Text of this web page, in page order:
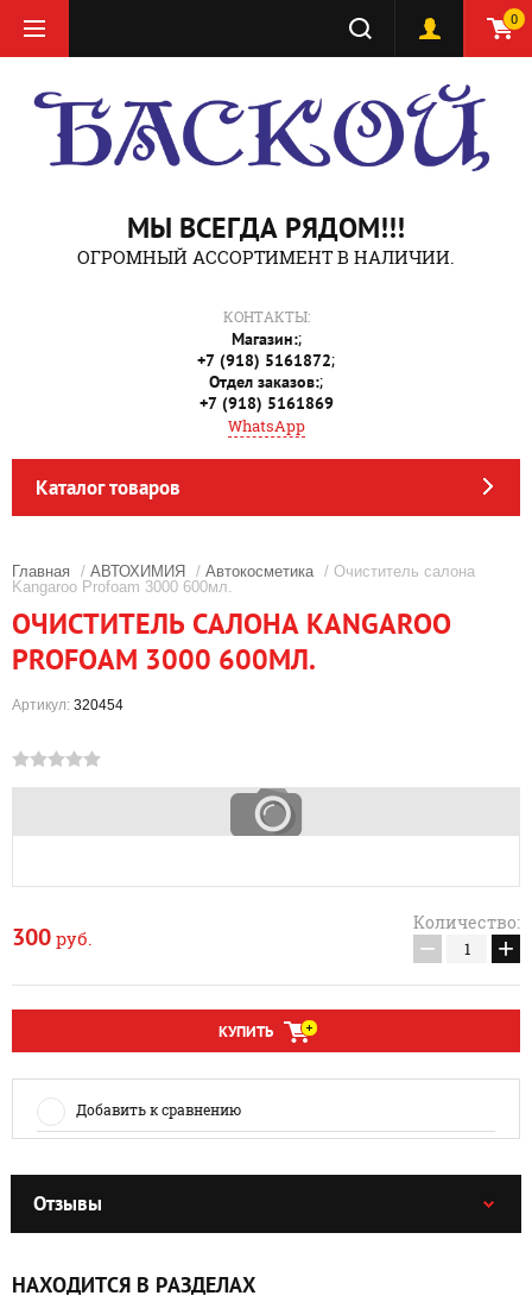
0
МЫ ВСЕГДА РЯДОМ!!!
ОГРОМНЫЙ АССОРТИМЕНТ В НАЛИЧИИ.
КОНТАКТЫ:
Магазин:;
+7 (918) 5161872;
Отдел заказов:;
+7 (918) 5161869
WhatsApp
Каталог товаров
Главная / АВТОХИМИЯ / Автокосметика / Очиститель салона
Kangaroo Profoam 3000 600мл.
ОЧИСТИТЕЛЬ САЛОНА KANGAROO
PROFOAM 3000 600МЛ.
Артикул: 320454
300 руб.
Количество:
− +
КУПИТЬ
Добавить к сравнению
Отзывы
НАХОДИТСЯ В РАЗДЕЛАХ